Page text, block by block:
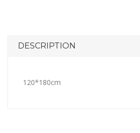
DESCRIPTION
120*180cm